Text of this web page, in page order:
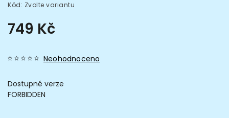
Kód: Zvolte variantu
749 Kč
Neohodnoceno
Dostupné verze
FORBIDDEN